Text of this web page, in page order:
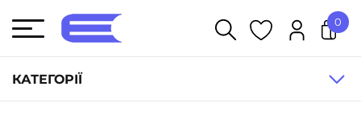
КАТЕГОРІЇ
0